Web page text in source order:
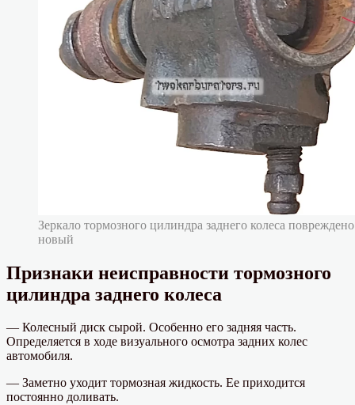
Зеркало тормозного цилиндра заднего колеса
новый
Признаки неисправности тормозного
цилиндра заднего колеса
— Колесный диск сырой. Особенно его задняя часть.
Определяется в ходе визуального осмотра задних колес
автомобиля.
— Заметно уходит тормозная жидкость. Ее приходится
постоянно доливать.